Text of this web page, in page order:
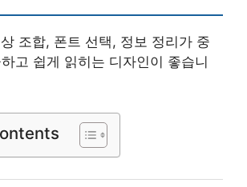
조합, 폰트 선택, 정보 정리가 중
고 쉽게 읽히는 디자인이 좋습니